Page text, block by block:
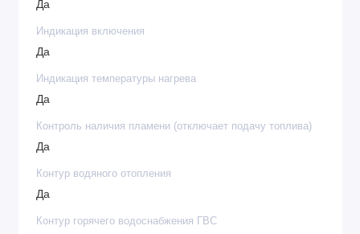
Да
Индикация включения
Да
Индикация температуры нагрева
Да
Контроль наличия пламени (отключает подачу топлива)
Да
Контур водяного отопления
Да
Контур горячего водоснабжения ГВС